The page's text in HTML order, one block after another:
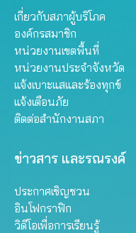
เกี่ยวกับสภาผู้บริโภค
องค์กรสมาชิก
หน่วยงานเขตพื้นที่
หน่วยงานประจำจังหวัด
แจ้งเบาะแสและร้องทุกข์
แจ้งเตือนภัย
ติดต่อสำนักงานสภา
ข่าวสาร และรณรงค์
ประกาศเชิญชวน
อินโฟกราฟิก
วิดีโอเพื่อการเรียนรู้